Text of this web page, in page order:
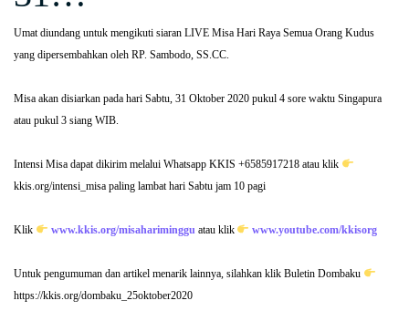
Umat diundang untuk mengikuti siaran LIVE Misa Hari Raya Semua Orang Kudus
yang dipersembahkan oleh RP. Sambodo, SS.CC.
Misa akan disiarkan pada hari Sabtu, 31 Oktober 2020 pukul 4 sore waktu Singapura
atau pukul 3 siang WIB.
Intensi Misa dapat dikirim melalui Whatsapp KKIS +6585917218 atau klik
kkis.org/intensi_misa paling lambat hari Sabtu jam 10 pagi
Klik www.kkis.org/misaharimingguatau klik www.youtube.com/kkisorg
Untuk pengumuman dan artikel menarik lainnya, silahkan klik Buletin Dombaku
https://kkis.org/dombaku_25oktober2020